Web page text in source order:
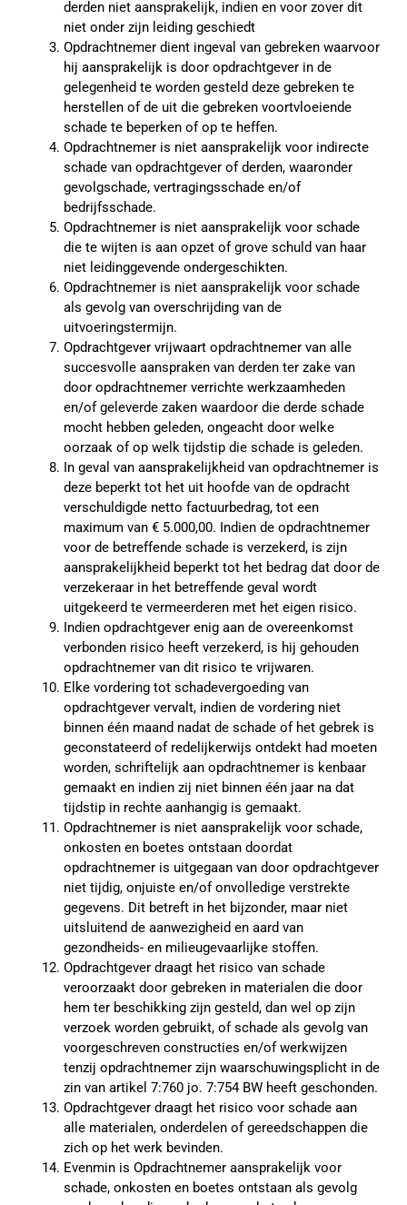
derden niet aansprakelijk, indien en voor zover dit
niet onder zijn leiding geschiedt
Opdrachtnemer dient ingeval van gebreken waarvoor
hij aansprakelijk is door opdrachtgever in de
gelegenheid te worden gesteld deze gebreken te
herstellen of de uit die gebreken voortvloeiende
schade te beperken of op te heffen.
Opdrachtnemer is niet aansprakelijk voor indirecte
schade van opdrachtgever of derden, waaronder
gevolgschade, vertragingsschade en/of
bedrijfsschade.
Opdrachtnemer is niet aansprakelijk voor schade
die te wijten is aan opzet of grove schuld van haar
niet leidinggevende ondergeschikten.
Opdrachtnemer is niet aansprakelijk voor schade
als gevolg van overschrijding van de
uitvoeringstermijn.
Opdrachtgever vrijwaart opdrachtnemer van alle
succesvolle aanspraken van derden ter zake van
door opdrachtnemer verrichte werkzaamheden
en/of geleverde zaken waardoor die derde schade
mocht hebben geleden, ongeacht door welke
oorzaak of op welk tijdstip die schade is geleden.
In geval van aansprakelijkheid van opdrachtnemer is
deze beperkt tot het uit hoofde van de opdracht
verschuldigde netto factuurbedrag, tot een
maximum van € 5.000,00. Indien de opdrachtnemer
voor de betreffende schade is verzekerd, is zijn
aansprakelijkheid beperkt tot het bedrag dat door de
verzekeraar in het betreffende geval wordt
uitgekeerd te vermeerderen met het eigen risico.
Indien opdrachtgever enig aan de overeenkomst
verbonden risico heeft verzekerd, is hij gehouden
opdrachtnemer van dit risico te vrijwaren.
Elke vordering tot schadevergoeding van
opdrachtgever vervalt, indien de vordering niet
binnen één maand nadat de schade of het gebrek is
geconstateerd of redelijkerwijs ontdekt had moeten
worden, schriftelijk aan opdrachtnemer is kenbaar
gemaakt en indien zij niet binnen één jaar na dat
tijdstip in rechte aanhangig is gemaakt.
Opdrachtnemer is niet aansprakelijk voor schade,
onkosten en boetes ontstaan doordat
opdrachtnemer is uitgegaan van door opdrachtgever
niet tijdig, onjuiste en/of onvolledige verstrekte
gegevens. Dit betreft in het bijzonder, maar niet
uitsluitend de aanwezigheid en aard van
gezondheids- en milieugevaarlijke stoffen.
Opdrachtgever draagt het risico van schade
veroorzaakt door gebreken in materialen die door
hem ter beschikking zijn gesteld, dan wel op zijn
verzoek worden gebruikt, of schade als gevolg van
voorgeschreven constructies en/of werkwijzen
tenzij opdrachtnemer zijn waarschuwingsplicht in de
zin van artikel 7:760 jo. 7:754 BW heeft geschonden.
Opdrachtgever draagt het risico voor schade aan
alle materialen, onderdelen of gereedschappen die
zich op het werk bevinden.
Evenmin is Opdrachtnemer aansprakelijk voor
schade, onkosten en boetes ontstaan als gevolg